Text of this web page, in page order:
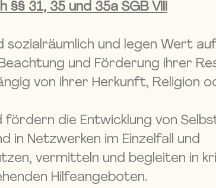
31, 35 und 35a SGB VIII
und legen Wert
und Förderung ihrer
von ihrer Herkunft, Religion
die Entwicklung von
Netzwerken im Einzelfall und
vermitteln und begleiten in
Hilfeangeboten.